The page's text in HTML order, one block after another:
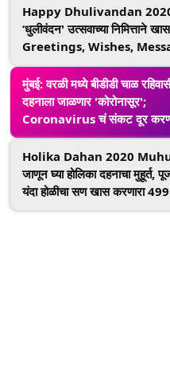
Facebook, Whatsapp
माध्यमातून शेअर कराचा रंगीबेरंगी
Happy Dhulivandan
‘धुलीवंदन' उत्सवाच्या निमित्ताने
Greetings, Wishes,
Whatsapp Status,
माध्यमातून शुभेच्छा देऊन साजरी
मुंबई: वरळी मध्ये बीडीडी चाळ
दहनाला जाळणार 'कोरोनासूर';
Coronavirus चं संकट दूर
खास प्रार्थना
Holika Dahan 2020
जाणून घ्या होलिका दहनाचा मुहूर्त,
यंदा होळीचा सण खास करणारा 499